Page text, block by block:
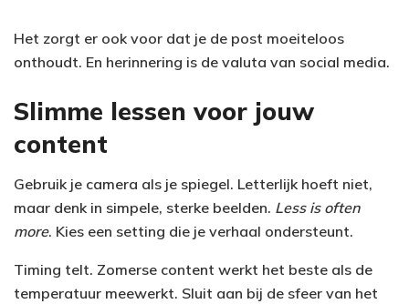
Het zorgt er ook voor dat je de post moeiteloos
onthoudt. En herinnering is de valuta van social media.
Slimme lessen voor jouw
content
Gebruik je camera als je spiegel. Letterlijk hoeft niet,
maar denk in simpele, sterke beelden. Less is often
more. Kies een setting die je verhaal ondersteunt.
Timing telt. Zomerse content werkt het beste als de
temperatuur meewerkt. Sluit aan bij de sfeer van het